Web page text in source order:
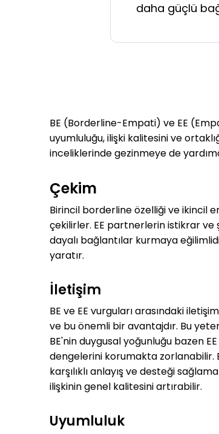
daha güçlü
BE (Borderline-Empati) ve EE
uyumluluğu, ilişki kalitesini ve
inceliklerinde gezinmeye de
Çekim
Birincil borderline özelliği ve ikincil
çekilirler. EE partnerlerin istikrar ve
dayalı bağlantılar kurmaya
yaratır.
İletişim
BE ve EE vurguları arasındaki
ve bu önemli bir avantajdır. Bu
BE'nin duygusal yoğunluğu bazen
dengelerini korumakta zorlanabilir.
karşılıklı anlayış ve desteği
ilişkinin genel kalitesini artırabilir.
Uyumluluk